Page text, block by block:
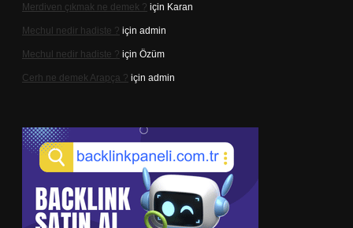
Merdiven çıkmak ne demek ? için Karan
Mechul nedir hadiste ? için admin
Mechul nedir hadiste ? için Özüm
Cerh ne demek Arapça ? için admin